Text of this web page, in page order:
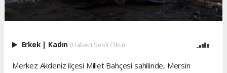
Erkek | Kadın (Haberi Sesli Oku)
Merkez Akdeniz ilçesi Millet Bahçesi sahilinde, Mersin